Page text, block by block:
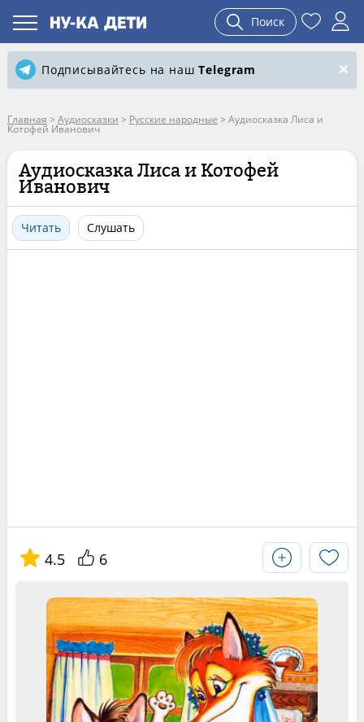
Поиск
Подписывайтесь на нашTelegram
Главная > Аудиосказки > Русские народные > Аудиосказка Лиса и
Котофей Иванович
Аудиосказка Лиса и Котофей
Иванович
Читать Слушать
4.5 6